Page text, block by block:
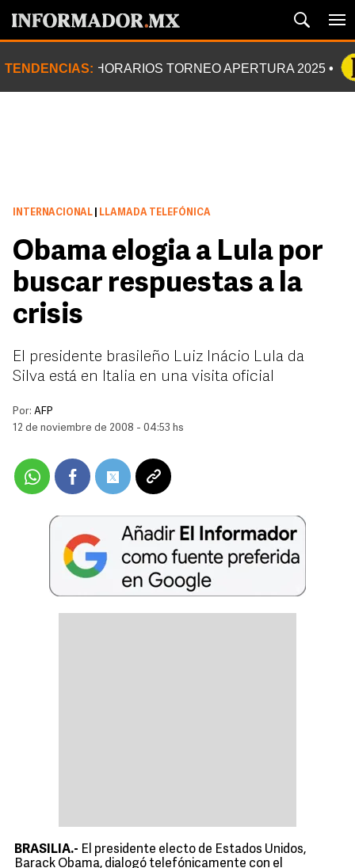
TENDENCIAS: HORARIOS TORNEO APERTURA 2025
INTERNACIONAL LLAMADA TELEFÓNICA
Obama elogia a Lula por
buscar respuestas a la
crisis
El presidente brasileño Luiz Inácio Lula da
Silva está en Italia en una visita oficial
Por: AFP
12 de noviembre de 2008 - 04:53 hs
BRASILIA.- El presidente electo de Estados Unidos,
Barack Obama, dialogó telefónicamente con el